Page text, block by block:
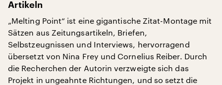
Artikeln
„Melting Point“ ist eine gigantische Zitat-Montage mit
Sätzen aus Zeitungsartikeln, Briefen,
Selbstzeugnissen und Interviews, hervorragend
übersetzt von Nina Frey und Cornelius Reiber. Durch
die Recherchen der Autorin verzweigte sich das
Projekt in ungeahnte Richtungen, und so setzt die